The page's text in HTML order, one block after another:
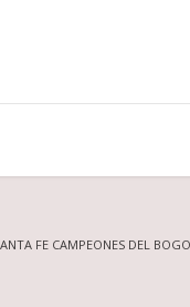
FE CAMPEONES DEL